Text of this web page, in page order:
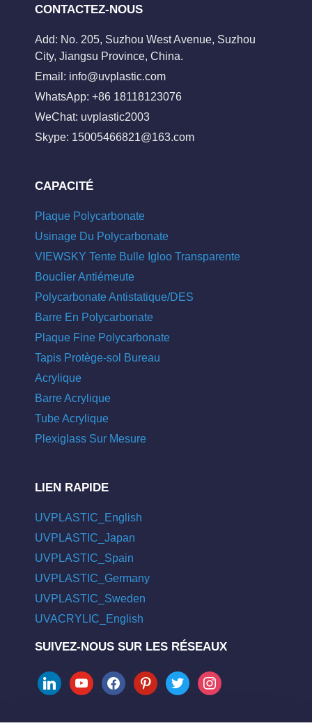
CONTACTEZ-NOUS
Add: No. 205, Suzhou West Avenue, Suzhou
City, Jiangsu Province, China.
Email: info@uvplastic.com
WhatsApp: +86 18118123076
WeChat: uvplastic2003
Skype: 15005466821@163.com
CAPACITÉ
Plaque Polycarbonate
Usinage Du Polycarbonate
VIEWSKY Tente Bulle Igloo Transparente
Bouclier Antiémeute
Polycarbonate Antistatique/DES
Barre En Polycarbonate
Plaque Fine Polycarbonate
Tapis Protège-sol Bureau
Acrylique
Barre Acrylique
Tube Acrylique
Plexiglass Sur Mesure
LIEN RAPIDE
UVPLASTIC_English
UVPLASTIC_Japan
UVPLASTIC_Spain
UVPLASTIC_Germany
UVPLASTIC_Sweden
UVACRYLIC_English
SUIVEZ-NOUS SUR LES RÉSEAUX
linkedinyoutubefacebookpinteresttwitter instagram